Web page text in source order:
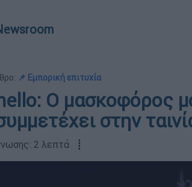
📌 Εμπορική επιτυχία
O μασκοφόρος
στην
2 λεπτά ┋